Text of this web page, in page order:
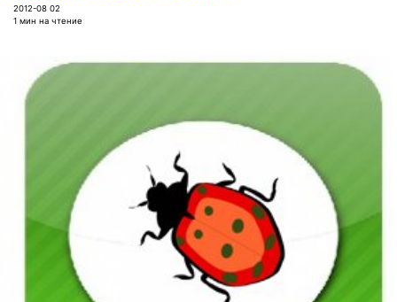
2012-08 02
1 мин на чтение